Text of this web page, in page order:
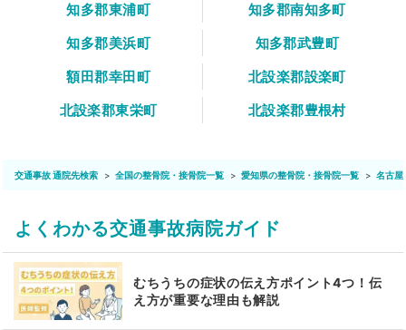
知多郡東浦町
知多郡南知多町
知多郡美浜町
知多郡武豊町
額田郡幸田町
北設楽郡設楽町
北設楽郡東栄町
北設楽郡豊根村
交通事故 通院先検索 全国の整骨院・接骨院一覧 愛知県の整骨院・接骨院一覧 名古屋
よくわかる交通事故病院ガイド
むちうちの症状の伝え方ポイント4つ！伝
え方が重要な理由も解説